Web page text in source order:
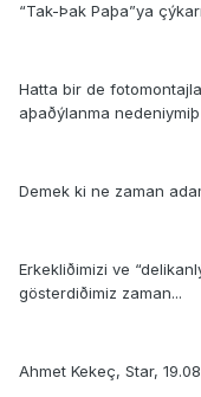
“Tak-Þak Paþa”ya
Hatta bir de
aþaðýlanma nedeniymiþ
Demek ki ne zaman
Erkekliðimizi ve
gösterdiðimiz zaman...
Ahmet Kekeç, Star,